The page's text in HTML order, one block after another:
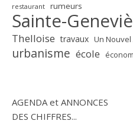
restaurant rumeurs
Sainte-
Thelloise travaux Un
urbanisme école
AGENDA et ANNONCES
DES CHIFFRES...